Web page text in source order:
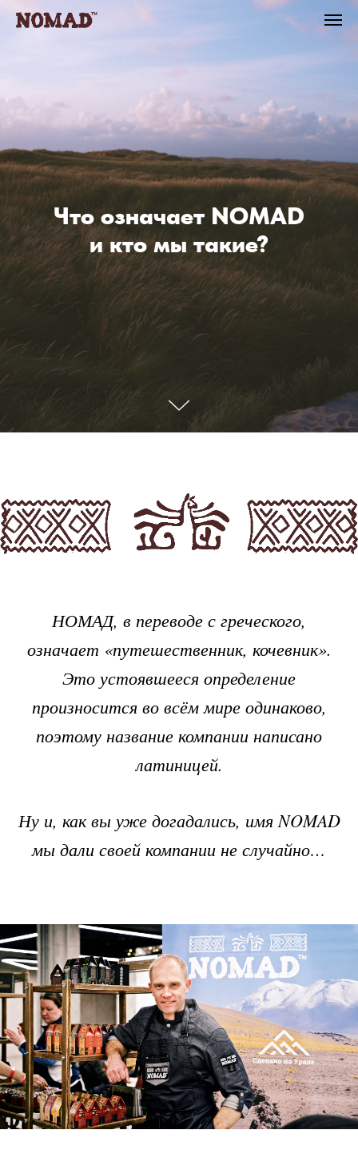
Что означает NOMAD
и кто мы такие?
НОМАД, в переводе с греческого,
означает «путешественник, кочевник».
Это устоявшееся определение
произносится во всём мире одинаково,
поэтому название компании написано
латиницей.
Ну и, как вы уже догадались, имя NOMAD
мы дали своей компании не случайно…